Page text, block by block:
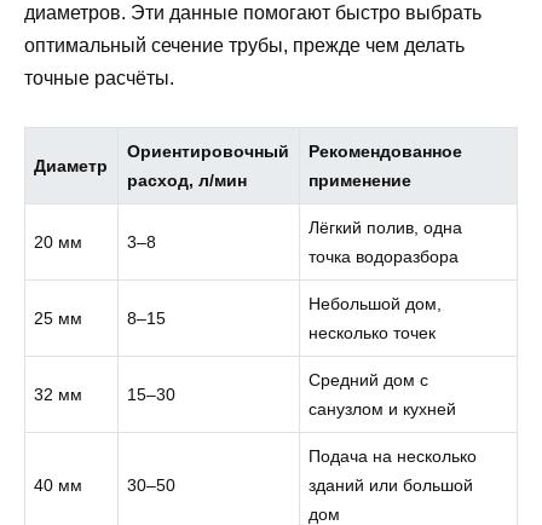
диаметров. Эти данные помогают быстро выбрать
оптимальный сечение трубы, прежде чем делать
точные расчёты.
Диаметр
Ориентировочный
расход, л/мин
Рекомендованное
применение
20 мм 3–8
Лёгкий полив, одна
точка водоразбора
25 мм 8–15
Небольшой дом,
несколько точек
32 мм 15–30
Средний дом с
санузлом и кухней
40 мм 30–50
Подача на несколько
зданий или большой
дом